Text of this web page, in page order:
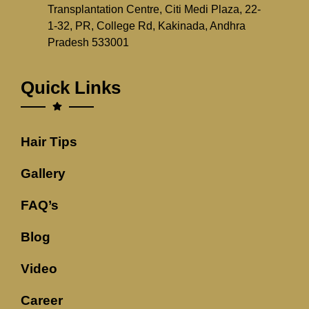
Transplantation Centre, Citi Medi Plaza, 22-
1-32, PR, College Rd, Kakinada, Andhra
Pradesh 533001
Quick Links
Hair Tips
Gallery
FAQ’s
Blog
Video
Career